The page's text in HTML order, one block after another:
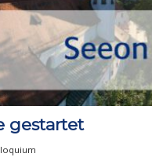
gestartet